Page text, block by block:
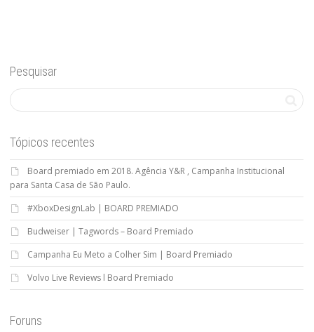
Pesquisar
Tópicos recentes
Board premiado em 2018. Agência Y&R , Campanha Institucional
para Santa Casa de São Paulo.
#XboxDesignLab | BOARD PREMIADO
Budweiser | Tagwords – Board Premiado
Campanha Eu Meto a Colher Sim | Board Premiado
Volvo Live Reviews l Board Premiado
Foruns